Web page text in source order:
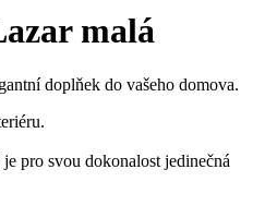
malá
doplňek do vašeho domova.
pro svou dokonalost jedinečná